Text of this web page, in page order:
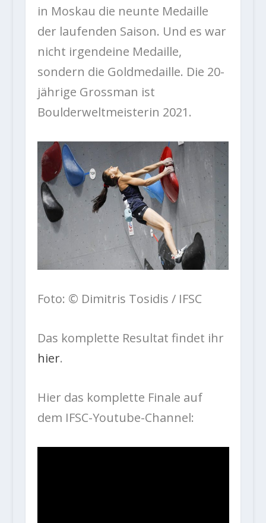
in Moskau die neunte Medaille
der laufenden Saison. Und es war
nicht irgendeine Medaille,
sondern die Goldmedaille. Die 20-
jährige Grossman ist
Boulderweltmeisterin 2021.
Foto: © Dimitris Tosidis / IFSC
Das komplette Resultat findet ihr
hier.
Hier das komplette Finale auf
dem IFSC-Youtube-Channel: